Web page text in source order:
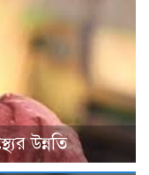
উন্নতি